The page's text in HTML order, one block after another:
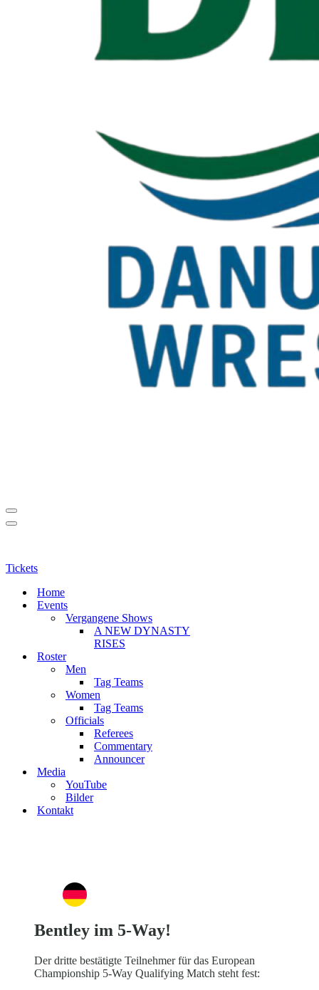
Navigationsmenü
Navigationsmenü
Tickets
Home
Events
Vergangene Shows
A NEW DYNASTY
RISES
Roster
Men
Tag Teams
Women
Tag Teams
Officials
Referees
Commentary
Announcer
Media
YouTube
Bilder
Kontakt
Bentley im 5-Way!
Der dritte bestätigte Teilnehmer für das European
Championship 5-Way Qualifying Match steht fest: